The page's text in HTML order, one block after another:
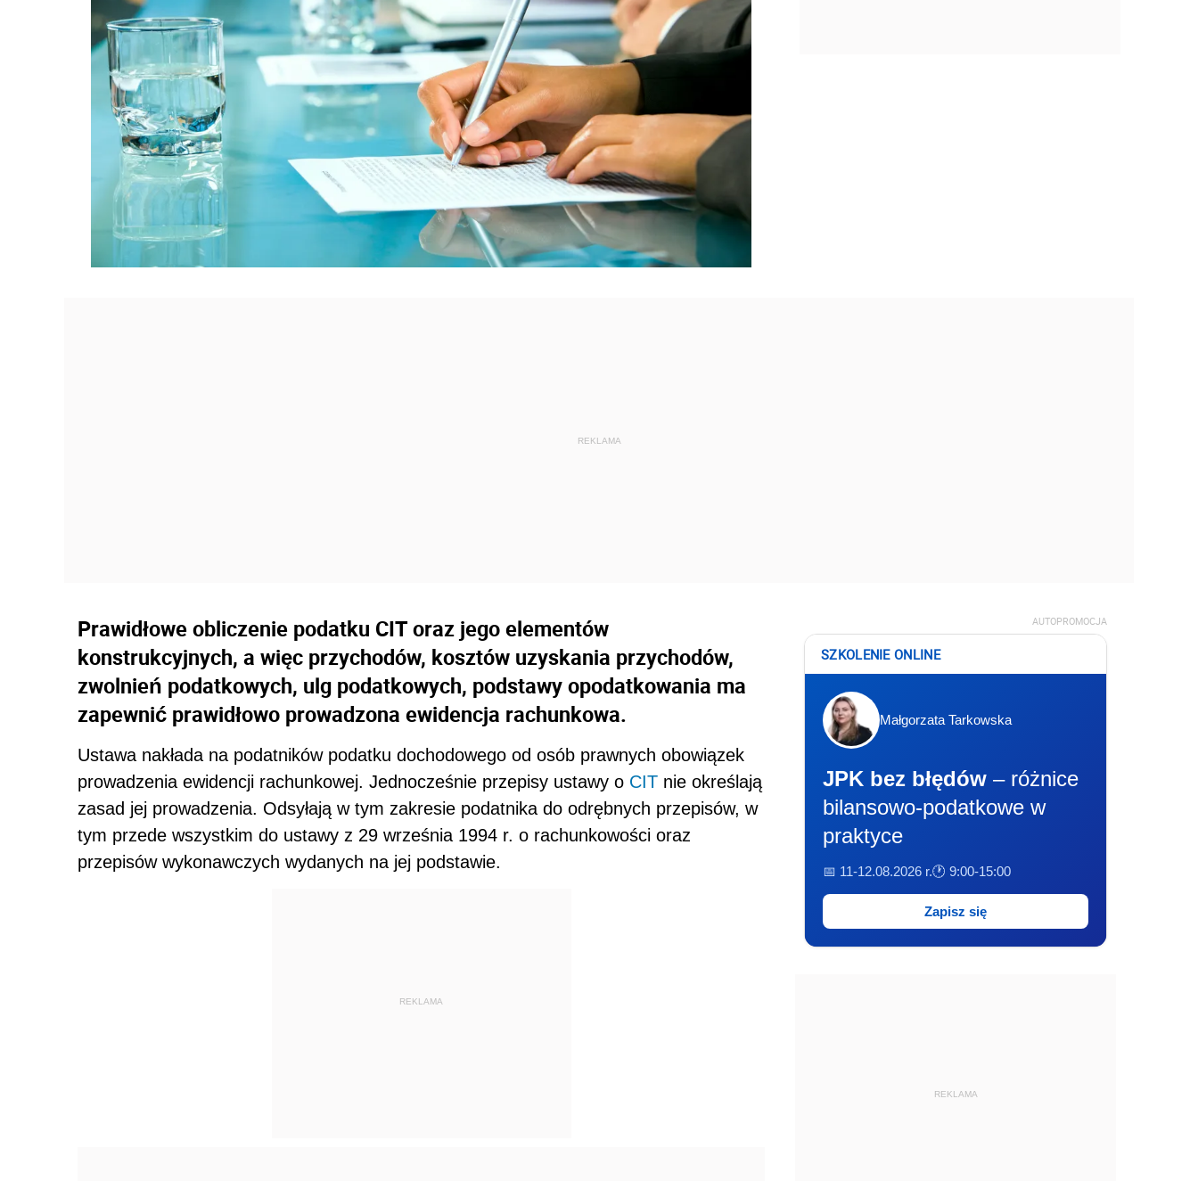
Prawidłowe obliczenie podatku CIT oraz jego elementów
konstrukcyjnych, a więc przychodów, kosztów uzyskania przychodów,
zwolnień podatkowych, ulg podatkowych, podstawy opodatkowania ma
zapewnić prawidłowo prowadzona ewidencja rachunkowa.
Ustawa nakłada na podatników podatku dochodowego od osób prawnych obowiązek
prowadzenia ewidencji rachunkowej. Jednocześnie przepisy ustawy o CIT nie określają
zasad jej prowadzenia. Odsyłają w tym zakresie podatnika do odrębnych przepisów, w
tym przede wszystkim do ustawy z 29 września 1994 r. o rachunkowości oraz
przepisów wykonawczych wydanych na jej podstawie.
REKLAMA
AUTOPROMOCJA
SZKOLENIE ONLINE
Małgorzata Tarkowska
JPK bez błędów – różnice
bilansowo-podatkowe w
praktyce
📅 11-12.08.2026 r.🕐 9:00-15:00
Zapisz się
REKLAMA